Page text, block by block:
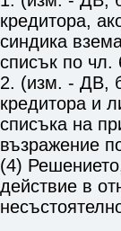
кредитора,
синдика
списък по чл.
2. (изм. - ДВ,
кредитора и
списъка на
възражение
(4)
действие в